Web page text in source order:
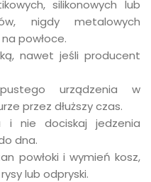
silikonowych lub
nigdy metalowych
powłoce.
nawet jeśli producent
urządzenia w
przez dłuższy czas.
i nie dociskaj jedzenia
dna.
powłoki i wymień kosz,
lub odpryski.